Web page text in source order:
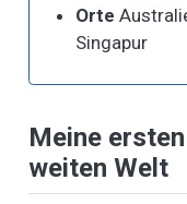
Orte
Singapur
Meine
weiten Welt